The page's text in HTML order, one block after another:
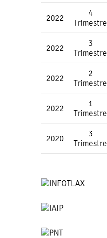
2022
4
Trimestre
2022
3
Trimestre
2022
2
Trimestre
2022
1
Trimestre
2020
3
Trimestre